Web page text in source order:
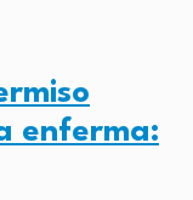
enferma: